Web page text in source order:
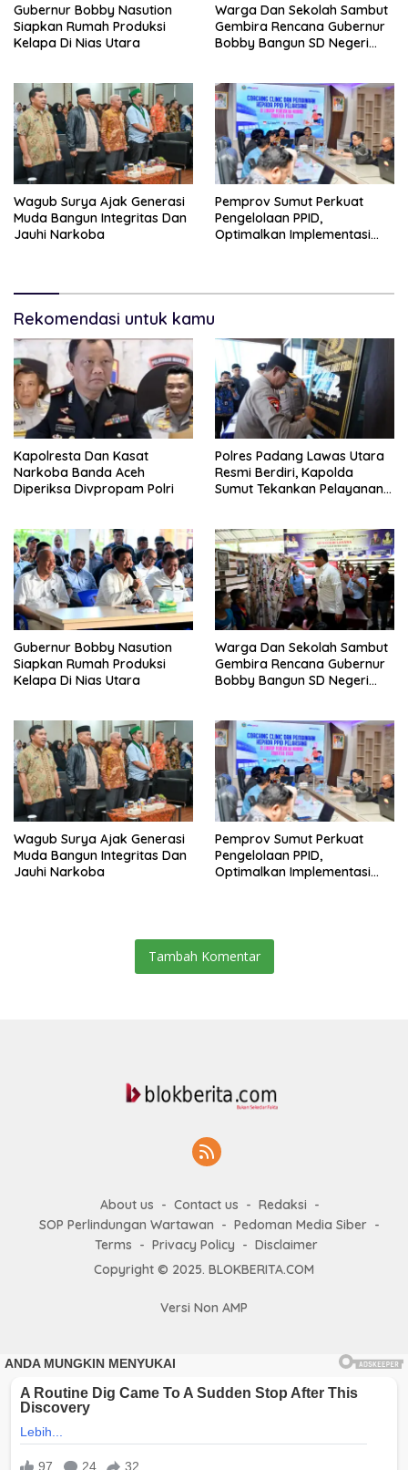
Gubernur Bobby Nasution
Siapkan Rumah Produksi
Kelapa Di Nias Utara
Warga Dan Sekolah Sambut
Gembira Rencana Gubernur
Bobby Bangun SD Negeri
Wagub Surya Ajak Generasi
Muda Bangun Integritas Dan
Jauhi Narkoba
Pemprov Sumut Perkuat
Pengelolaan PPID,
Optimalkan Implementasi
Rekomendasi untuk kamu
Kapolresta Dan Kasat
Narkoba Banda Aceh
Diperiksa Divpropam Polri
Polres Padang Lawas Utara
Resmi Berdiri, Kapolda
Sumut Tekankan Pelayanan
Gubernur Bobby Nasution
Siapkan Rumah Produksi
Kelapa Di Nias Utara
Warga Dan Sekolah Sambut
Gembira Rencana Gubernur
Bobby Bangun SD Negeri
Wagub Surya Ajak Generasi
Muda Bangun Integritas Dan
Jauhi Narkoba
Pemprov Sumut Perkuat
Pengelolaan PPID,
Optimalkan Implementasi
Tambah Komentar
About us Contact us
Redaksi
SOP Perlindungan Wartawan
Pedoman Media Siber
Terms
Privacy Policy
Disclaimer
Copyright © 2025. BLOKBERITA.COM
Versi Non AMP